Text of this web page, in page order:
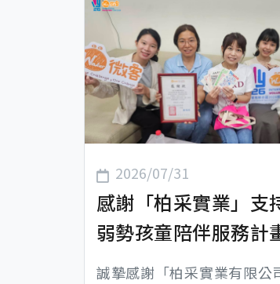
2026/07/31
感謝「柏采實業」支
弱勢孩童陪伴服務計
愛心在展會中延續
誠摯感謝「柏采實業有限公